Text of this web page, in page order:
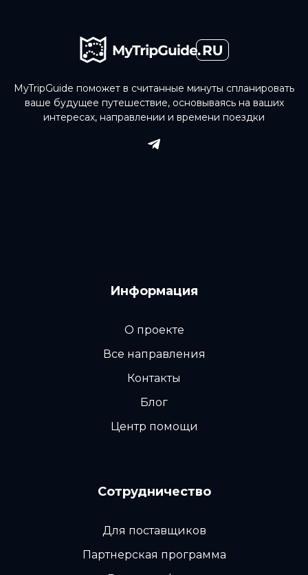
MyTripGuide поможет в считанные минуты спланировать
ваше будущее путешествие, основываясь на ваших
интересах, направлении и времени поездки
Информация
О проекте
Все направления
Контакты
Блог
Центр помощи
Сотрудничество
Для поставщиков
Партнерская программа